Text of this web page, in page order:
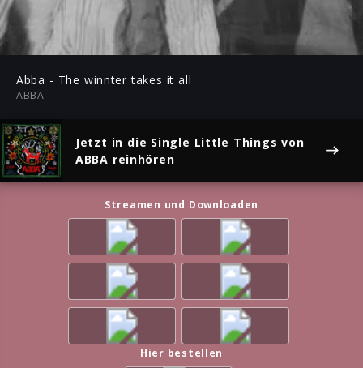
Play Mute
Abba - The winnter takes it all
ABBA
Jetzt in die Single Little Things von
ABBA reinhören
Streamen und Downloaden
Hier bestellen